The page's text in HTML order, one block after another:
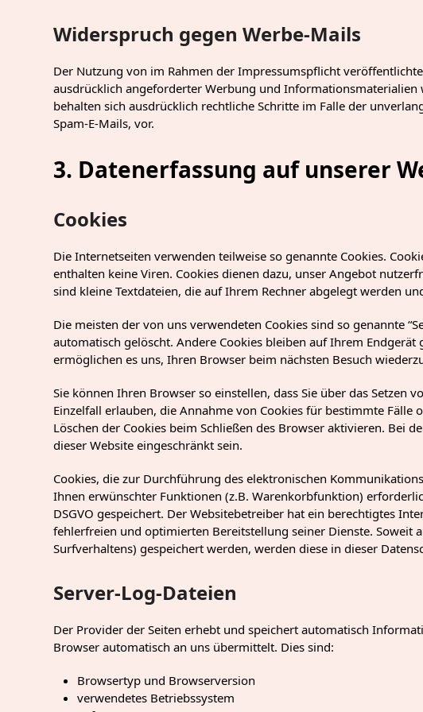
Widerspruch gegen Werbe-Mails
Der Nutzung von im Rahmen der Impressumspflicht
ausdrücklich angeforderter Werbung und
behalten sich ausdrücklich rechtliche Schritte im Falle der
Spam-E-Mails, vor.
3. Datenerfassung auf unserer
Cookies
Die Internetseiten verwenden teilweise so genannte Cookies.
enthalten keine Viren. Cookies dienen dazu, unser Angebot
sind kleine Textdateien, die auf Ihrem Rechner abgelegt werden
Die meisten der von uns verwendeten Cookies sind so genannte
automatisch gelöscht. Andere Cookies bleiben auf Ihrem Endgerät
ermöglichen es uns, Ihren Browser beim nächsten Besuch
Sie können Ihren Browser so einstellen, dass Sie über das Setzen
Einzelfall erlauben, die Annahme von Cookies für bestimmte Fälle
Löschen der Cookies beim Schließen des Browser aktivieren. Bei
dieser Website eingeschränkt sein.
Cookies, die zur Durchführung des elektronischen
Ihnen erwünschter Funktionen (z.B. Warenkorbfunktion)
DSGVO gespeichert. Der Websitebetreiber hat ein berechtigtes
fehlerfreien und optimierten Bereitstellung seiner Dienste. Soweit
Surfverhaltens) gespeichert werden, werden diese in dieser
Server-Log-Dateien
Der Provider der Seiten erhebt und speichert automatisch
Browser automatisch an uns übermittelt. Dies sind:
Browsertyp und Browserversion
verwendetes Betriebssystem